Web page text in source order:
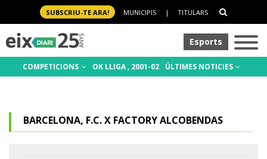
SUBSCRIU-TE ARA! MUNICIPIS | TITULARS
Esports
COMPETICIONS OK LLIGA , 2001-02 ÚLTIMES NOTICIES
BARCELONA, F.C. X FACTORY ALCOBENDAS